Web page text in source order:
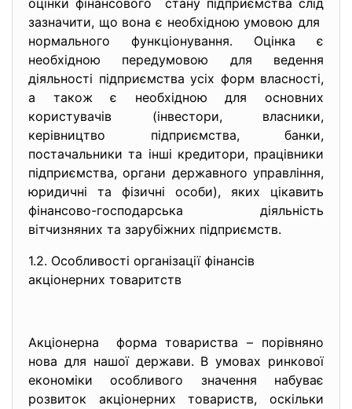
оцінки фінансового стану підприємства слід
зазначити, що вона є необхідною умовою для
нормального функціонування. Оцінка є
необхідною передумовою для ведення
діяльності підприємства усіх форм власності,
а також є необхідною для основних
користувачів (інвестори, власники,
керівництво підприємства, банки,
постачальники та інші кредитори, працівники
підприємства, органи державного управління,
юридичні та фізичні особи), яких цікавить
фінансово-господарська діяльність
вітчизняних та зарубіжних підприємств.
1.2. Особливості організації фінансів
акціонерних товаритств
Акціонерна форма товариства – порівняно
нова для нашої держави. В умовах ринкової
економіки особливого значення набуває
розвиток акціонерних товариств, оскільки